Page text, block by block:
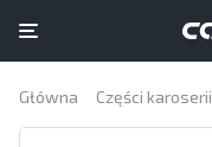
Główna Części karoserii